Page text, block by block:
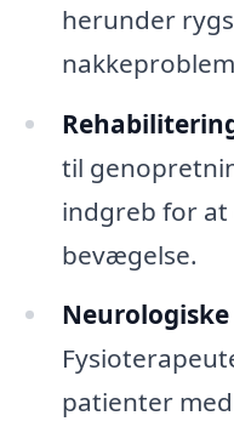
herunder
til
indgreb for at
bevægelse.
patienter